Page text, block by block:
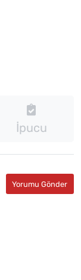
İpucu